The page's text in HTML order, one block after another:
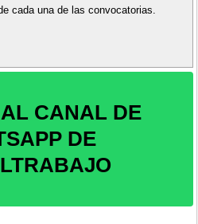
cada una de las convocatorias.
CANAL DE
DE